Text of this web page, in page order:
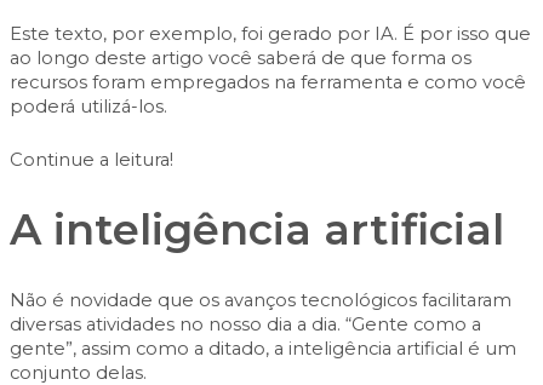
Este texto, por exemplo, foi gerado por IA. É por isso que
ao longo deste artigo você saberá de que forma os
recursos foram empregados na ferramenta e como você
poderá utilizá-los.
Continue a leitura!
A inteligência artificial
Não é novidade que os avanços tecnológicos facilitaram
diversas atividades no nosso dia a dia. “Gente como a
gente”, assim como a ditado, a inteligência artificial é um
conjunto delas.